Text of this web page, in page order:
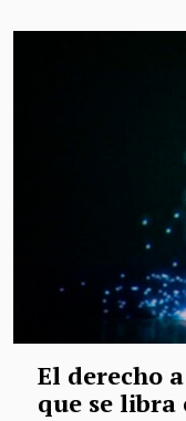
El derecho
que se libra